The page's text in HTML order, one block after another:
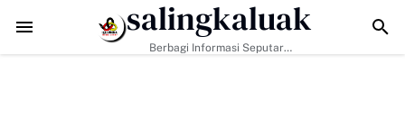
TMMD ke-129 Kodim 0306/50 Kota Pacu Pengerasan Jalan, Akses
salingkaluak
Berbagi Informasi Seputar